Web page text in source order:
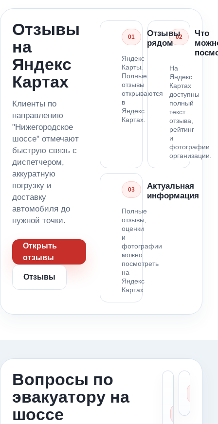
Отзывы
на
Яндекс
Картах
Клиенты по
направлению
"Нижегородское
шоссе" отмечают
быструю связь с
диспетчером,
аккуратную
погрузку и
доставку
автомобиля до
нужной точки.
Открыть
отзывы
Отзывы
01
Отзывы
рядом
Яндекс
Карты.
Полные
отзывы
открываются
в
Яндекс
Картах.
02
Что
На
Яндекс
Картах
доступны
полный
текст
отзыва,
рейтинг
и
фотографии
организации.
03
Актуальная
информация
Полные
отзывы,
оценки
и
фотографии
можно
посмотреть
на
Яндекс
Картах.
Вопросы по
эвакуатору на
шоссе
Что
если
стоит